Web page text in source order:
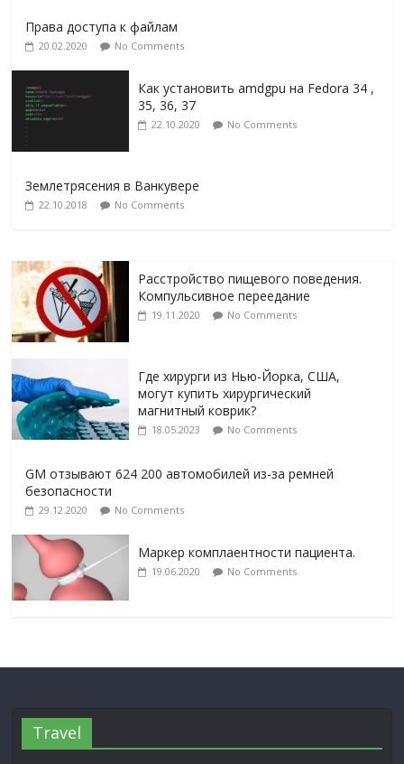
Права доступа к файлам
20.02.2020 No Comments
Как установить amdgpu на Fedora 34 ,
35, 36, 37
22.10.2020 No Comments
Землетрясения в Ванкувере
22.10.2018 No Comments
Расстройство пищевого поведения.
Компульсивное переедание
19.11.2020 No Comments
Где хирурги из Нью-Йорка, США,
могут купить хирургический
магнитный коврик?
18.05.2023 No Comments
GM отзывают 624 200 автомобилей из-за ремней
безопасности
29.12.2020 No Comments
Маркер комплаентности пациента.
19.06.2020 No Comments
Travel